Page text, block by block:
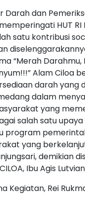
Darah dan
HUT RI
satu kontribusi
“Merah Darahmu,
Alam Ciloa
darah yang
dalam
yang
salah satu
program
yang
demikian
Ibu Agis
Kegiatan, Rei